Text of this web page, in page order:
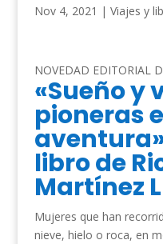
Nov 4, 2021 | Viajes y
NOVEDAD EDITORIAL
«Sueño y
pioneras
libro de
Martínez
Mujeres que han
nieve, hielo o roca, en